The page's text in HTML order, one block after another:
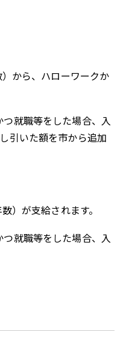
から、ハローワークか
就職等をした場合、入
引いた額を市から追加
が支給されます。
就職等をした場合、入